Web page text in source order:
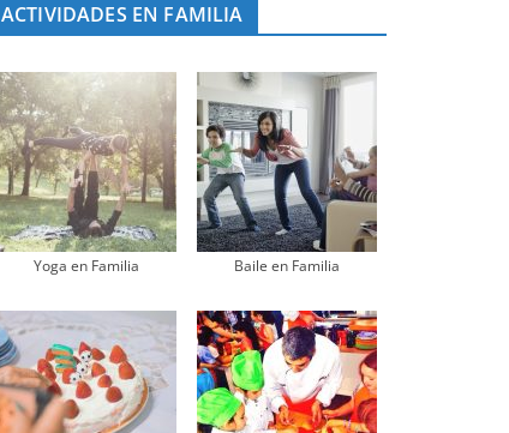
ACTIVIDADES EN FAMILIA
Yoga en Familia Baile en Familia